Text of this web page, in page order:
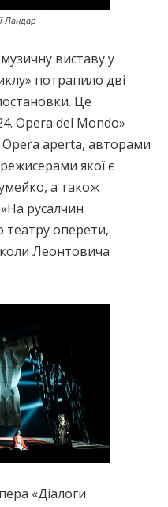
Ландар
виставу у
потрапило дві
Це
Opera del Mondo»
Opera aperta, авторами
якої є
а також
русалчин
театру оперети,
Леонтовича
«Діалоги